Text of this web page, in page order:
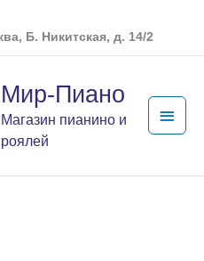
Б. Никитская, д. 14/2
Мир-Пиано
Магазин пианино и
роялей
меню